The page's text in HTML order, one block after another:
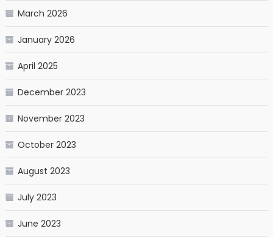
March 2026
January 2026
April 2025
December 2023
November 2023
October 2023
August 2023
July 2023
June 2023